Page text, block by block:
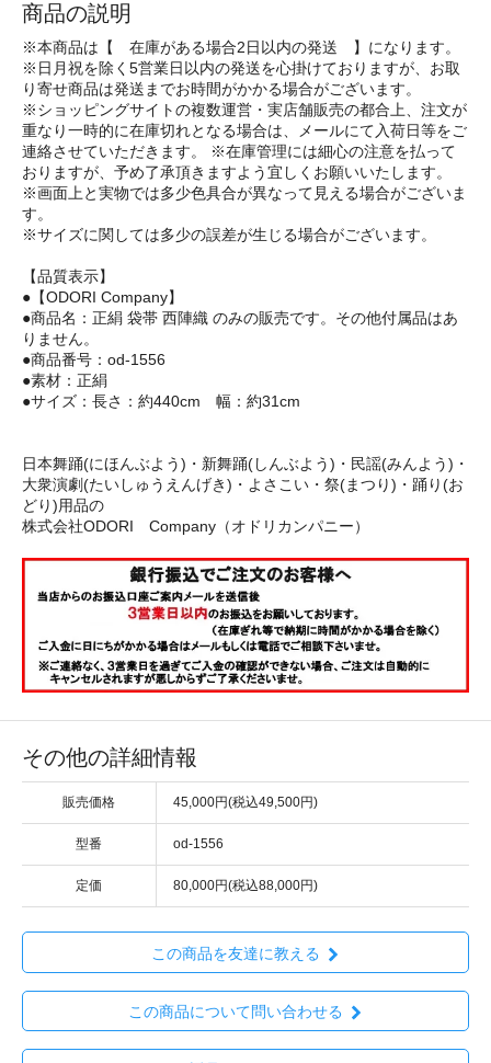
商品の説明
※本商品は【 在庫がある場合2日以内の発送 】になります。
※日月祝を除く5営業日以内の発送を心掛けておりますが、お取
り寄せ商品は発送までお時間がかかる場合がございます。
※ショッピングサイトの複数運営・実店舗販売の都合上、注文が
重なり一時的に在庫切れとなる場合は、メールにて入荷日等をご
連絡させていただきます。 ※在庫管理には細心の注意を払って
おりますが、予め了承頂きますよう宜しくお願いいたします。
※画面上と実物では多少色具合が異なって見える場合がございま
す。
※サイズに関しては多少の誤差が生じる場合がございます。
【品質表示】
●【ODORI Company】
●商品名：正絹 袋帯 西陣織 のみの販売です。その他付属品はあ
りません。
●商品番号：od-1556
●素材：正絹
●サイズ：長さ：約440cm 幅：約31cm
日本舞踊(にほんぶよう)・新舞踊(しんぶよう)・民謡(みんよう)・
大衆演劇(たいしゅうえんげき)・よさこい・祭(まつり)・踊り(お
どり)用品の
株式会社ODORI Company（オドリカンパニー）
その他の詳細情報
販売価格 45,000円(税込49,500円)
型番 od-1556
定価 80,000円(税込88,000円)
この商品を友達に教える
この商品について問い合わせる